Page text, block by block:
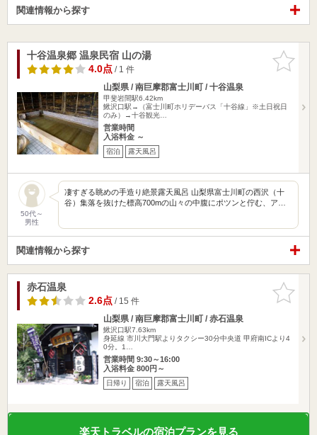
関連情報から探す
お気に入
りに追加
十谷温泉郷 温泉民宿 山の湯
4.0点/ 1 件
山梨県 / 南巨摩郡富士川町 / 十谷温泉
甲斐岩間駅6.42km
鰍沢口駅→（富士川町ホリデーバス「十谷線」※土日祝日
のみ）→十谷観光…
営業時間
入浴料金 ～
宿泊 露天風呂
50代～
男性
凄すぎる眺めの手造り絶景露天風呂 山梨県富士川町の西沢（十
谷）集落を抜けた標高700mの山々の中腹にポツンと佇む、ア…
関連情報から探す
お気に入
りに追加
赤石温泉
2.6点/ 15 件
山梨県 / 南巨摩郡富士川町 / 赤石温泉
鰍沢口駅7.63km
身延線 市川大門駅よりタクシー30分中央道 甲府南ICより4
0分。1…
営業時間 9:30～16:00
入浴料金 800円～
日帰り 宿泊 露天風呂
楽天トラベルの宿泊プランを見る